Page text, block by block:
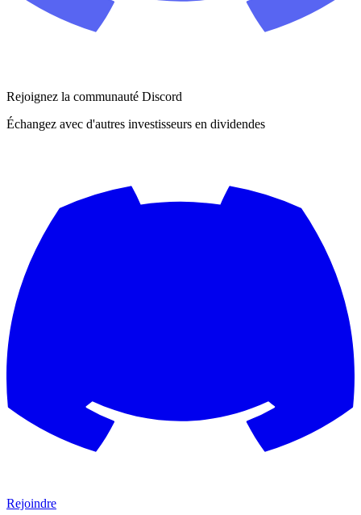
Rejoignez la communauté Discord
Échangez avec d'autres investisseurs en dividendes
Rejoindre